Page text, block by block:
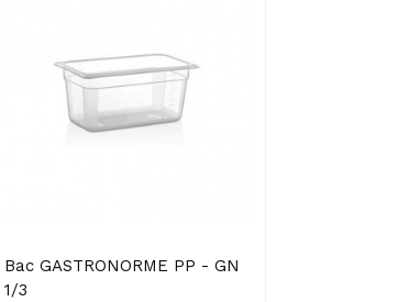
Bac GASTRONORME PP - GN
1/3